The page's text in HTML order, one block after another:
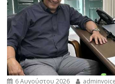
6 Αυγούστου 2026 adminvoice